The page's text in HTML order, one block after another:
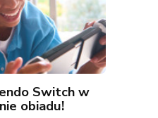
Switch w
obiadu!